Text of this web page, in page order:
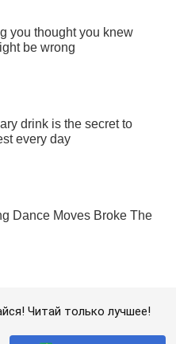
Читай только лучшее!